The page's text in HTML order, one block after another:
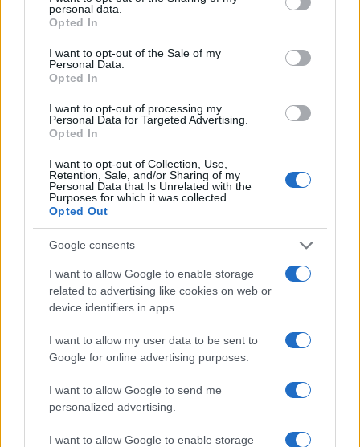
personal data.
Opted In
I want to opt-out of the Sale of my
Personal Data.
Opted In
I want to opt-out of processing my
Personal Data for Targeted Advertising.
Opted In
I want to opt-out of Collection, Use,
Retention, Sale, and/or Sharing of my
Personal Data that Is Unrelated with the
Purposes for which it was collected.
Opted Out
Google consents
I want to allow Google to enable storage
related to advertising like cookies on web or
device identifiers in apps.
I want to allow my user data to be sent to
Google for online advertising purposes.
I want to allow Google to send me
personalized advertising.
I want to allow Google to enable storage
#sead kolašinac